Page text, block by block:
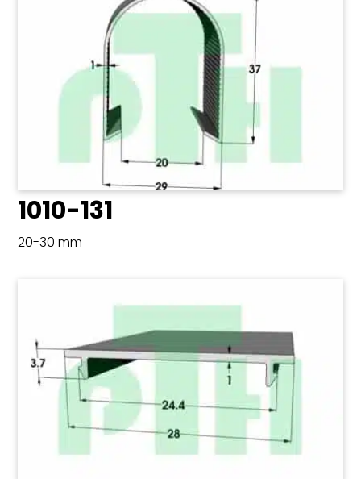
1010-131
20-30 mm